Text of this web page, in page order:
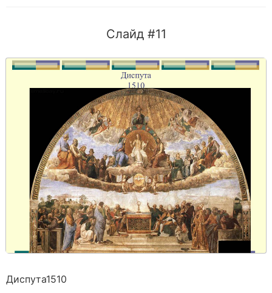
Слайд #11
Диспута1510